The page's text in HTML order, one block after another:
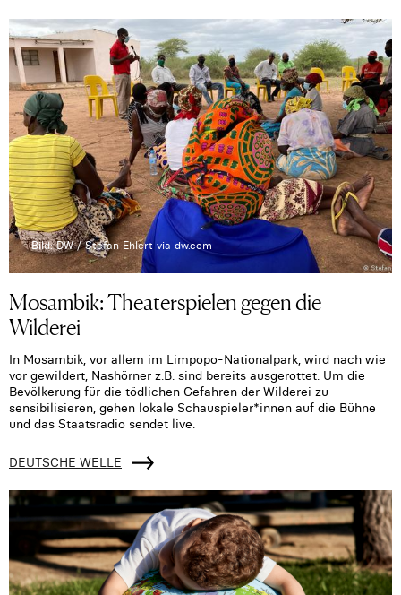
Bild: DW / Stefan Ehlert via dw.com
Mosambik: Theaterspielen gegen die
Wilderei
In Mosambik, vor allem im Limpopo-Nationalpark, wird nach wie
vor gewildert, Nashörner z.B. sind bereits ausgerottet. Um die
Bevölkerung für die tödlichen Gefahren der Wilderei zu
sensibilisieren, gehen lokale Schauspieler*innen auf die Bühne
und das Staatsradio sendet live.
DEUTSCHE WELLE